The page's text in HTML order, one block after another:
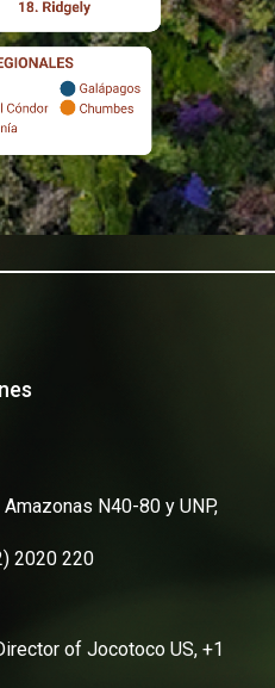
N40-80 y UNP,
2020 220
of Jocotoco US, +1